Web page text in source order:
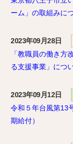
ーム」の取組みに
2023年09月28日
「教職員の働き方
る支援事業」につ
2023年09月12日
令和５年台風第13
期給付）